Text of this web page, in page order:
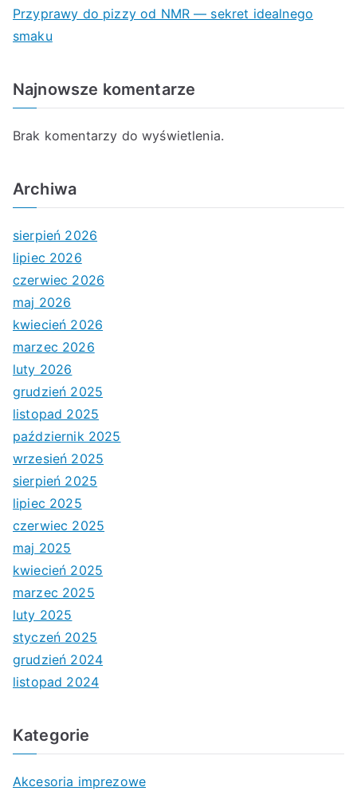
Przyprawy do pizzy od NMR — sekret idealnego
smaku
Najnowsze komentarze
Brak komentarzy do wyświetlenia.
Archiwa
sierpień 2026
lipiec 2026
czerwiec 2026
maj 2026
kwiecień 2026
marzec 2026
luty 2026
grudzień 2025
listopad 2025
październik 2025
wrzesień 2025
sierpień 2025
lipiec 2025
czerwiec 2025
maj 2025
kwiecień 2025
marzec 2025
luty 2025
styczeń 2025
grudzień 2024
listopad 2024
Kategorie
Akcesoria imprezowe